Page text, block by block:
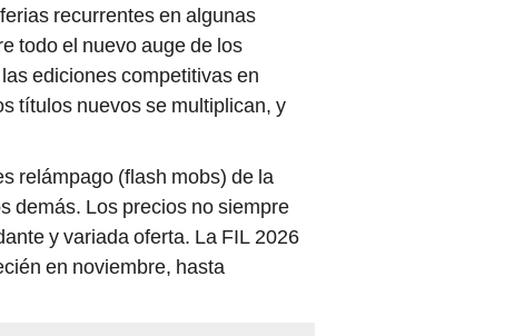
recurrentes en algunas
todo el nuevo auge de los
ediciones competitivas en
títulos nuevos se multiplican, y
relámpago (flash mobs) de la
demás. Los precios no siempre
y variada oferta. La FIL 2026
en noviembre, hasta